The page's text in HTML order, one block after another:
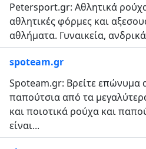
Petersport.gr: Αθλητικά
αθλητικές φόρμες και
αθλήματα. Γυναικεία,
spoteam.gr
Spoteam.gr: Βρείτε επώνυμα
παπούτσια από τα
και ποιοτικά ρούχα και
είναι...